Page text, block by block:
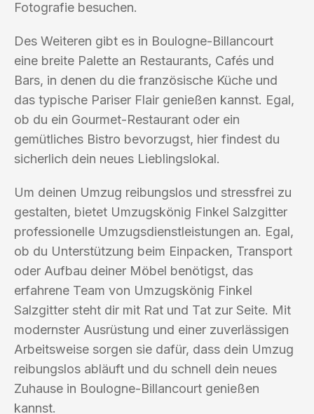
Fotografie besuchen.
Des Weiteren gibt es in Boulogne-Billancourt
eine breite Palette an Restaurants, Cafés und
Bars, in denen du die französische Küche und
das typische Pariser Flair genießen kannst. Egal,
ob du ein Gourmet-Restaurant oder ein
gemütliches Bistro bevorzugst, hier findest du
sicherlich dein neues Lieblingslokal.
Um deinen Umzug reibungslos und stressfrei zu
gestalten, bietet Umzugskönig Finkel Salzgitter
professionelle Umzugsdienstleistungen an. Egal,
ob du Unterstützung beim Einpacken, Transport
oder Aufbau deiner Möbel benötigst, das
erfahrene Team von Umzugskönig Finkel
Salzgitter steht dir mit Rat und Tat zur Seite. Mit
modernster Ausrüstung und einer zuverlässigen
Arbeitsweise sorgen sie dafür, dass dein Umzug
reibungslos abläuft und du schnell dein neues
Zuhause in Boulogne-Billancourt genießen
kannst.